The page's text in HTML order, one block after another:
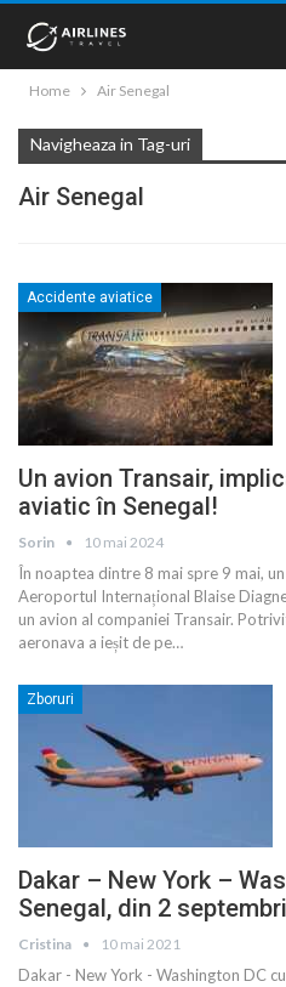
Home Air Senegal
Navigheaza in Tag-uri
Air Senegal
Accidente aviatice
Un avion Transair,
aviatic în Senegal!
Sorin 10 mai 2024
În noaptea dintre 8 mai spre 9 mai,
Aeroportul Internațional Blaise
un avion al companiei Transair.
aeronava a ieșit de pe…
Zboruri
Dakar – New York –
Senegal, din 2
Cristina 10 mai 2021
Dakar - New York - Washington DC